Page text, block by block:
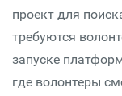
проект для
требуются
запуске
где волонтеры